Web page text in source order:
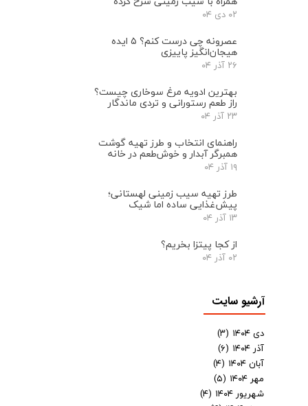
۰۲ دی ۰۴
عصرونه چی درست کنم؟ ۵ ایده
هیجان‌انگیز پاییزی
۲۶ آذر ۰۴
بهترین ادویه مرغ سوخاری چیست؟
راز طعم رستورانی و تردی ماندگار
۲۳ آذر ۰۴
راهنمای انتخاب و طرز تهیه گوشت
همبرگر آبدار و خوش‌طعم در خانه
۱۹ آذر ۰۴
طرز تهیه سیب زمینی لهستانی؛
پیش‌غذایی ساده اما شیک
۱۳ آذر ۰۴
از کجا پیتزا بخریم؟
۰۲ آذر ۰۴
آرشیو سایت
دی ۱۴۰۴
(۳)
آذر ۱۴۰۴
(۶)
آبان ۱۴۰۴
(۴)
مهر ۱۴۰۴
(۵)
شهریور ۱۴۰۴
(۴)